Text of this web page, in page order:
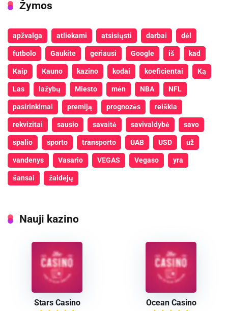
Žymos
apžvalga atliekami atsisiųsti darbai dėl
futbolo Gaukite geriausi Google iš kad
Kaip Kauno kazino kodai koeficientai Ką
Las lažybų Miesto mėn NBA NFL
pasirinkimai premiją prognozės reiškia
rekvizitai sausio savaitė savivaldybė savo
spalio sporto transporto UAB USD už
vandenys Vasario VEGAS Vegaso yra
šansai žaidėjų
Nauji kazino
Stars Casino Ocean Casino